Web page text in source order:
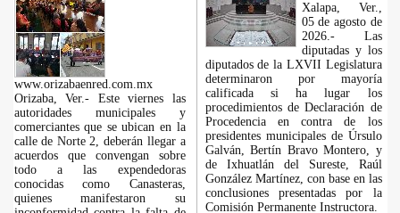
www.orizabaenred.com.mx
Orizaba, Ver.- Este viernes las
autoridades municipales y
comerciantes que se ubican en la
calle de Norte 2, deberán llegar a
acuerdos que convengan sobre
todo a las expendedoras
conocidas como Canasteras,
quienes manifestaron su
Xalapa, Ver.,
05 de agosto de
2026.- Las
diputadas y los
diputados de la LXVII Legislatura
determinaron por mayoría
calificada si ha lugar los
procedimientos de Declaración de
Procedencia en contra de los
presidentes municipales de Úrsulo
Galván, Bertín Bravo Montero, y
de Ixhuatlán del Sureste, Raúl
González Martínez, con base en las
conclusiones presentadas por la
Comisión Permanente Instructora.